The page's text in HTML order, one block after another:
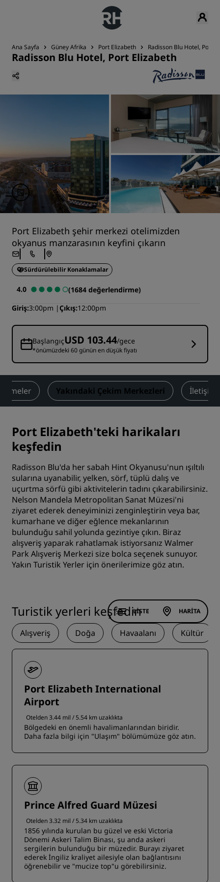
Ana Sayfa Güney Afrika Port Elizabeth Radisson Blu Hotel, Port
Radisson Blu Hotel, Port Elizabeth
Port Elizabeth şehir merkezi otelimizden
okyanus manzarasının keyfini çıkarın
Sürdürülebilir Konaklamalar
4.0
(1684 değerlendirme)
Giriş 3:00pm Çıkış 12:00pm
BaşlangıçUSD 103.44/gece
*önümüzdeki 60 günün en düşük fiyatı
Yakındaki Çekim Merkezleri İletişim
Port Elizabeth'teki harikaları
keşfedin
Radisson Blu'da her sabah Hint Okyanusu'nun ışıltılı
sularına uyanabilir, yelken, sörf, tüplü dalış ve
uçurtma sörfü gibi aktivitelerin tadını çıkarabilirsiniz.
Nelson Mandela Metropolitan Sanat Müzesi'ni
ziyaret ederek deneyiminizi zenginleştirin veya bar,
kumarhane ve diğer eğlence mekanlarının
bulunduğu sahil yolunda gezintiye çıkın. Biraz
alışveriş yaparak rahatlamak istiyorsanız Walmer
Park Alışveriş Merkezi size bolca seçenek sunuyor.
Yakın Turistik Yerler için önerilerimize göz atın.
Turistik yerleri keşfedin
Alışveriş Doğa Havaalanı Kültür
LISTE HARITA
Port Elizabeth International
Airport
Otelden 3.44 mil / 5.54 km uzaklıkta
Bölgedeki en önemli havalimanlarından biridir.
Daha fazla bilgi için "Ulaşım" bölümümüze göz atın.
Prince Alfred Guard Müzesi
Otelden 3.32 mil / 5.34 km uzaklıkta
1856 yılında kurulan bu güzel ve eski Victoria
Dönemi Askeri Talim Binası, şu anda askeri
sergilerin bulunduğu bir müzedir. Burayı ziyaret
ederek İngiliz kraliyet ailesiyle olan bağlantısını
öğrenebilir ve "mucize top"u görebilirsiniz.